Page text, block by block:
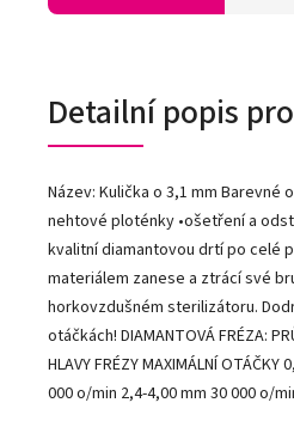
Detailní popis
Název: Kulička o 3,1 mm
nehtové ploténky •ošetření a
kvalitní diamantovou drtí po celé
materiálem zanese a ztrácí své
horkovzdušném sterilizátoru.
otáčkách! DIAMANTOVÁ FRÉZA:
HLAVY FRÉZY MAXIMÁLNÍ
000 o/min 2,4-4,00 mm 30 000 o/